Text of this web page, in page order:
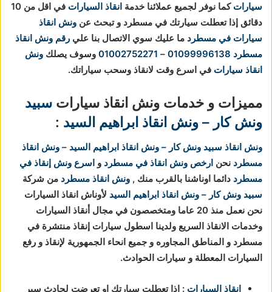
سيارات كما نوفر لجميع عملائنا خدمة انقاذ السيارات
في اقل من 10
دقائق إذا تعطلت سيارتك في مسطرد و تبحث عن ونش انقاذ
سيارات في مسطرد ما عليك سوي الاتصال بنا علي رقم ونش انقاذ
مسطرد 01099996138
–
01002752271 وسوف يصلك ونش
انقاذ سيارات في اسرع وقت لانقاذ وسحب سياراتك.
مميزات و خدمات ونش انقاذ سيارات سبيد
ونش كار – ونش انقاذ ابراهيم السيد :
ونش انقاذ سبيد ونش كار – ونش انقاذ ابراهيم السيد – ونش انقاذ
مسطرد نحن ارخص ونش انقاذ في مسطرد و اسرع ونش إنقاذ في
مسطرد دائما اوناشنا بالقرب منك , ونش انقاذ مسطرد من شركة
سبيد ونش كار – ونش انقاذ ابراهيم السيد لأوناش انقاذ السيارات
نحن نعمل منذ 20 عاما ومتخصصون في مجال أنقاذ السيارات
وخدمات الانقاذ السريع ولدينا اسطول سيارات إنقاذ منتشرة في
مسطرد و المناطق المجاوره و جميع انحاء الجمهورية لإنقاذ و رفع
السيارات المعطلة و سيارات الحوادث.
انقاذ السيارات : اذا تعطلت سيارتك او تعرضت لحادث سير